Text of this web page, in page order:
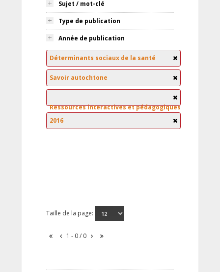
Sujet / mot-clé
Type de publication
Année de publication
Déterminants sociaux de la santé
Savoir autochtone
Ressources interactives et pédagogiques
2016
Taille de la page:
1 - 0 / 0